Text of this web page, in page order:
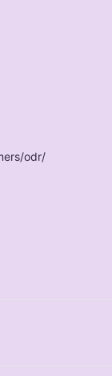
odr/